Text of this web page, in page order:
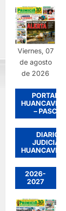
Viernes, 07
de agosto
de 2026
PORTADA
– PASCO
DIARIO
JUDICIAL
2026-
2027